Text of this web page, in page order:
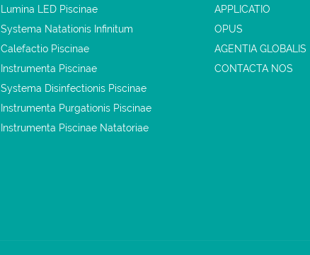
Lumina LED Piscinae
Systema Natationis Infinitum
Calefactio Piscinae
Instrumenta Piscinae
Systema Disinfectionis Piscinae
Instrumenta Purgationis Piscinae
Instrumenta Piscinae Natatoriae
APPLICATIO
OPUS
AGENTIA GLOBALIS
CONTACTA NOS